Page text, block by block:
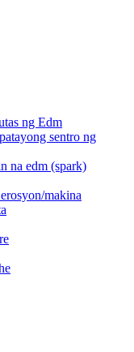
ng Edm
sentro ng
na edm (spark)
makina